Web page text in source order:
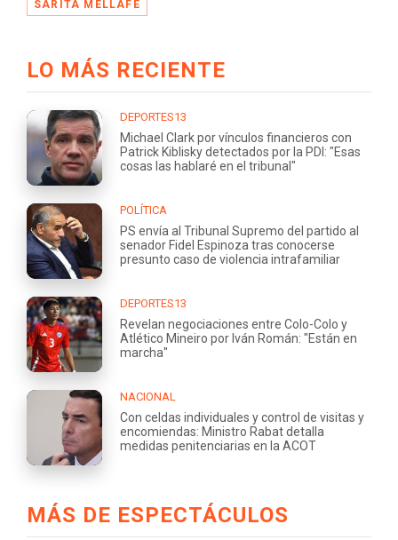
SARITA MELLAFE
LO MÁS RECIENTE
DEPORTES13
Michael Clark por vínculos financieros con
Patrick Kiblisky detectados por la PDI: "Esas
cosas las hablaré en el tribunal"
POLÍTICA
PS envía al Tribunal Supremo del partido al
senador Fidel Espinoza tras conocerse
presunto caso de violencia intrafamiliar
DEPORTES13
Revelan negociaciones entre Colo-Colo y
Atlético Mineiro por Iván Román: "Están en
marcha"
NACIONAL
Con celdas individuales y control de visitas y
encomiendas: Ministro Rabat detalla
medidas penitenciarias en la ACOT
MÁS DE ESPECTÁCULOS